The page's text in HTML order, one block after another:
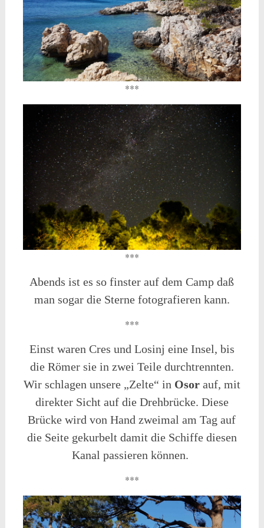
***
***
Abends ist es so finster auf dem Camp daß
man sogar die Sterne fotografieren kann.
***
Einst waren Cres und Losinj eine Insel, bis
die Römer sie in zwei Teile durchtrennten.
Wir schlagen unsere „Zelte“ in Osorauf, mit
direkter Sicht auf die Drehbrücke. Diese
Brücke wird von Hand zweimal am Tag auf
die Seite gekurbelt damit die Schiffe diesen
Kanal passieren können.
***